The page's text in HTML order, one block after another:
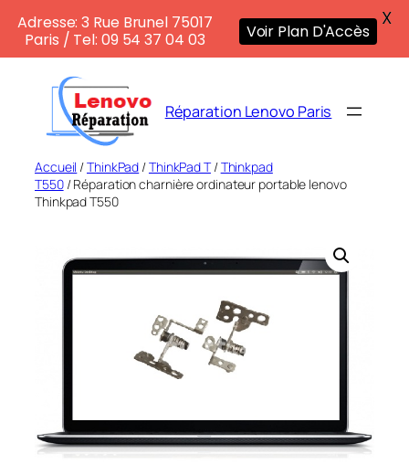
contenu
Réparation Lenovo Paris
Accueil /ThinkPad /ThinkPad T/Thinkpad
T550/ Réparation charnière ordinateur portable lenovo
Thinkpad T550
Adresse: 3 Rue Brunel 75017
Paris / Tel: 09 54 37 04 03
Voir Plan D'Accès
X